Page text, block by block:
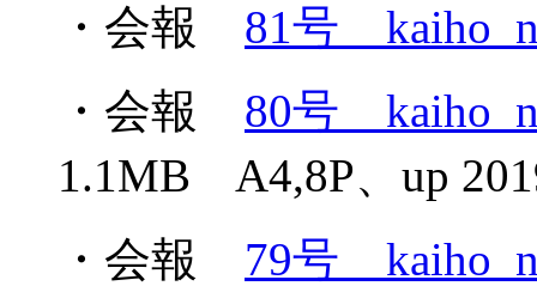
・会報 81号
・会報 80号
1.1MB A4,8P、up
・会報 79号